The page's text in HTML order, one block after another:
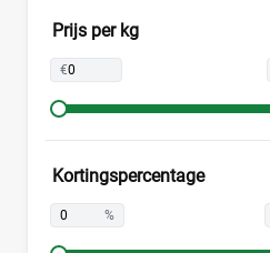
Denkadog
Edgard & Cooper
Grandorf
Prijs per kg
€
Kortingspercentage
%